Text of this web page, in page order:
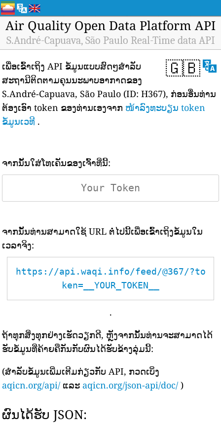
Air Quality Open Data Platform API
S.André-Capuava, São Paulo Real-Time data API
🇬🇧
ເພື່ອເຂົ້າເຖິງ API ຂໍ້ມູນແບບສົດໆສຳລັບ
ສະຖານີຕິດຕາມຄຸນນະພາບອາກາດຂອງ
S.André-Capuava, São Paulo (ID: H367), ກ່ອນອື່ນທ່ານ
ຕ້ອງເອົາ token ຂອງທ່ານເອງຈາກ ໜ້າລົງທະບຽນ token
ຂໍ້ມູນເວທີ .
ຈາກນັ້ນໃສ່ໂທເຄັນຂອງເຈົ້າທີ່ນີ້:
ຈາກນັ້ນທ່ານສາມາດໃຊ້ URL ຕໍ່ໄປນີ້ເພື່ອເຂົ້າເຖິງຂໍ້ມູນໃນ
ເວລາຈິງ:
https://api.waqi.info/feed/@367/?to
ken=__YOUR_TOKEN__
.
ຖ້າທຸກສິ່ງທຸກຢ່າງເຮັດວຽກດີ, ຫຼັງຈາກນັ້ນທ່ານຈະສາມາດໄດ້
ຮັບຂໍ້ມູນທີ່ຄ້າຍຄືກັນກັບຜົນໄດ້ຮັບຂ້າງລຸ່ມນີ້:
(ສຳລັບຂໍ້ມູນເພີ່ມເຕີມກ່ຽວກັບ API, ກວດເບິ່ງ
aqicn.org/api/ ແລະ aqicn.org/json-api/doc/ )
ຜົນໄດ້ຮັບ JSON: